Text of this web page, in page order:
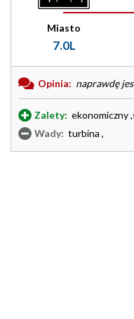
Miasto
7.0L
Opinia: naprawdę
Zalety: ekonomiczny
Wady: turbina ,